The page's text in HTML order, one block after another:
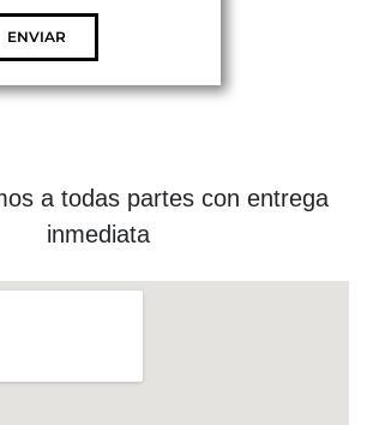
ENVIAR
a todas partes con entrega
inmediata